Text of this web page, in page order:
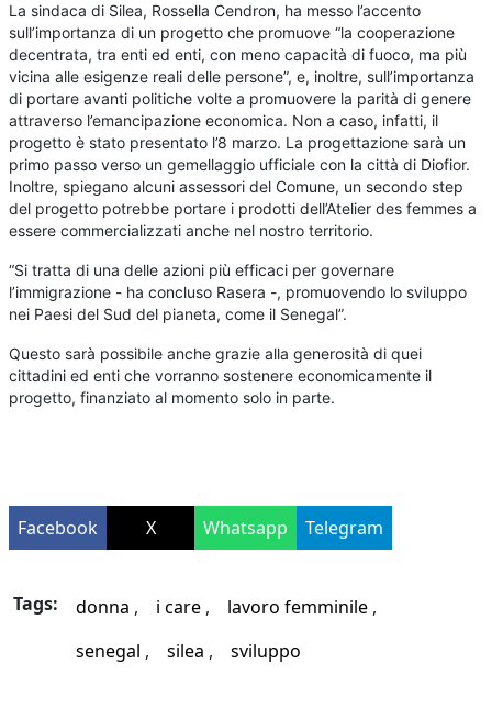
La sindaca di Silea, Rossella Cendron, ha messo l’accento
sull’importanza di un progetto che promuove “la cooperazione
decentrata, tra enti ed enti, con meno capacità di fuoco, ma più
vicina alle esigenze reali delle persone”, e, inoltre, sull’importanza
di portare avanti politiche volte a promuovere la parità di genere
attraverso l’emancipazione economica. Non a caso, infatti, il
progetto è stato presentato l’8 marzo. La progettazione sarà un
primo passo verso un gemellaggio ufficiale con la città di Diofior.
Inoltre, spiegano alcuni assessori del Comune, un secondo step
del progetto potrebbe portare i prodotti dell’Atelier des femmes a
essere commercializzati anche nel nostro territorio.
“Si tratta di una delle azioni più efficaci per governare
l’immigrazione - ha concluso Rasera -, promuovendo lo sviluppo
nei Paesi del Sud del pianeta, come il Senegal”.
Questo sarà possibile anche grazie alla generosità di quei
cittadini ed enti che vorranno sostenere economicamente il
progetto, finanziato al momento solo in parte.
Facebook X Whatsapp Telegram
Tags: donna i care
lavoro femminile
senegal
silea sviluppo